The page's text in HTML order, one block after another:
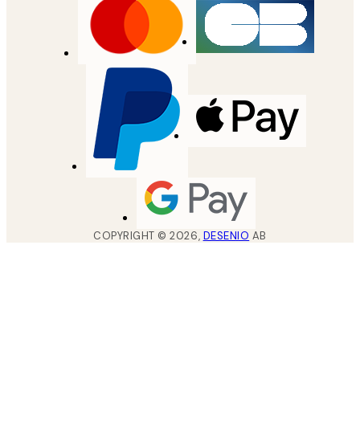
COPYRIGHT ©2026, DESENIO AB